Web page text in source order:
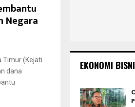
Negara
Timur (Kejati
dana
EKONOMI